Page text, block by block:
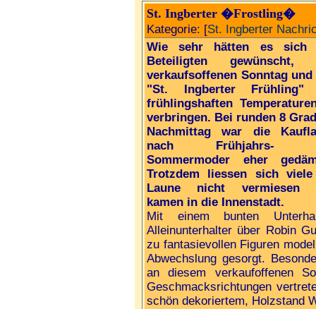
St. Ingberter �Frostling�
Kategorie: [St. Ingberter
Wie sehr hätten es sich
Beteiligten gewünscht,
verkaufsoffenen Sonntag und
"St. Ingberter Frühling"
frühlingshaften
verbringen. Bei runden 8
Nachmittag war die
nach Frühjahrs-
Sommermoder eher
Trotzdem liessen sich
Laune nicht vermiesen
kamen in die Innenstadt.
Mit einem bunten
Alleinunterhalter über Robin
zu fantasievollen Figuren
Abwechslung gesorgt.
an diesem verkaufoffenen
Geschmacksrichtungen
schön dekoriertem, Holzstand